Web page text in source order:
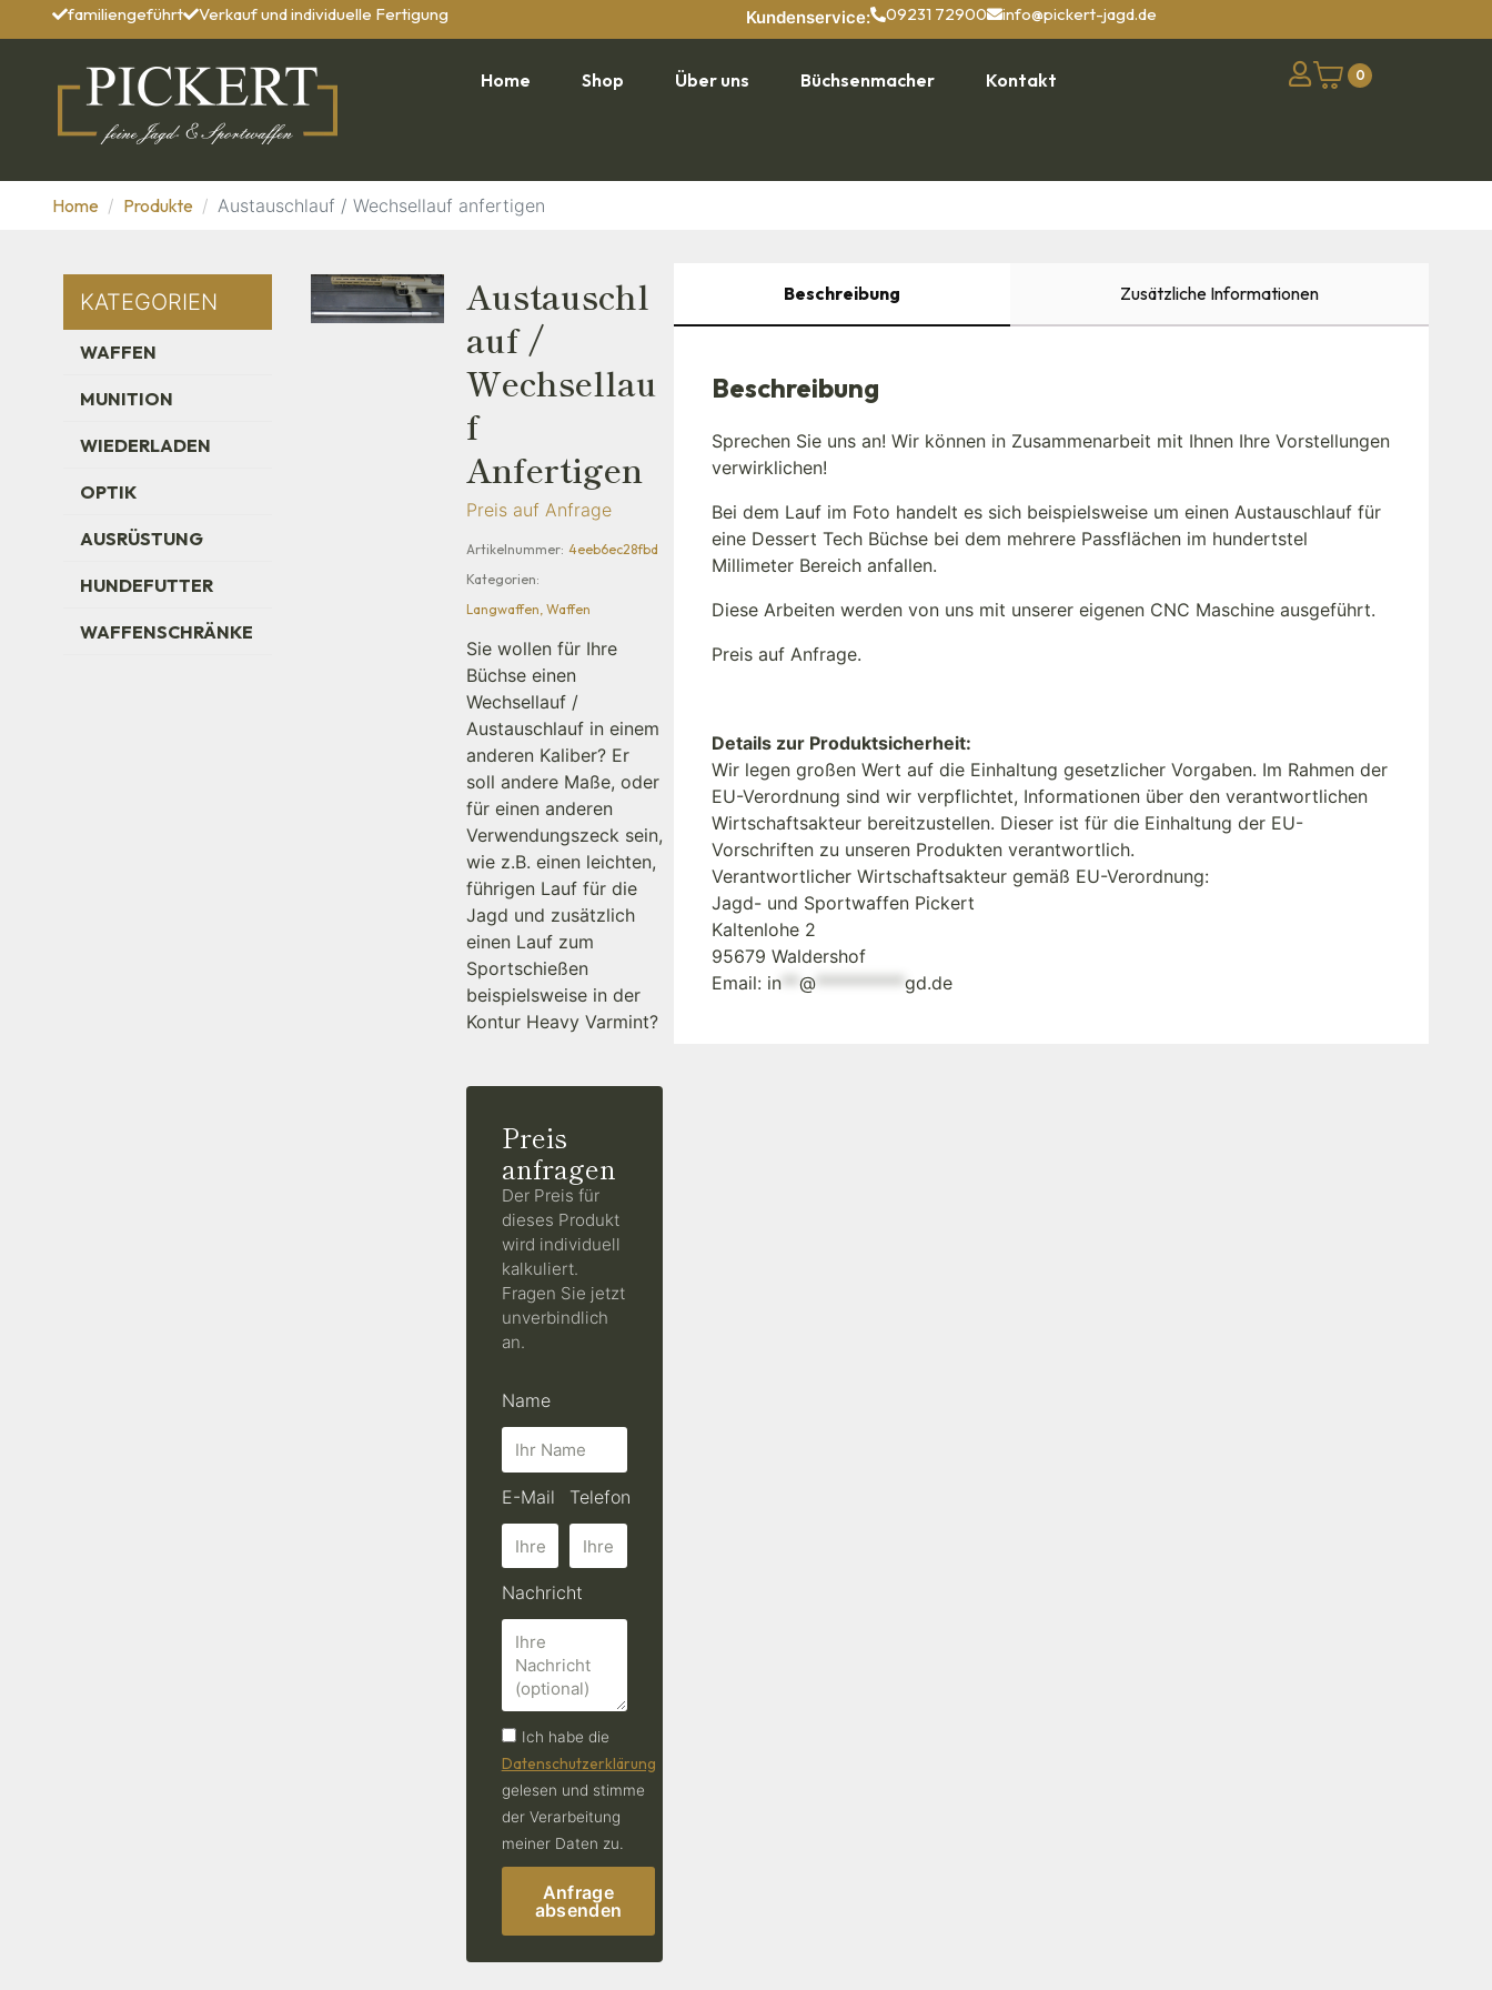
familiengeführt Verkauf und individuelle Fertigung Kundenservice: 09231 72900 info@pickert-jagd.de
Home Shop Über uns Büchsenmacher Kontakt 0
Home Produkte Austauschlauf / Wechsellauf anfertigen
KATEGORIEN
WAFFEN
MUNITION
WIEDERLADEN
OPTIK
AUSRÜSTUNG
HUNDEFUTTER
WAFFENSCHRÄNKE
Austauschl
Auf /
Wechsellau
F
Anfertigen
Preis auf Anfrage
Artikelnummer: 4eeb6ec28fbd
Kategorien:
Langwaffen, Waffen
Sie wollen für Ihre
Büchse einen
Wechsellauf /
Austauschlauf in einem
anderen Kaliber? Er
soll andere Maße, oder
für einen anderen
Verwendungszeck sein,
wie z.B. einen leichten,
führigen Lauf für die
Jagd und zusätzlich
einen Lauf zum
Sportschießen
beispielsweise in der
Kontur Heavy Varmint?
Preis
anfragen
Der Preis für
dieses Produkt
wird individuell
kalkuliert.
Fragen Sie jetzt
unverbindlich
an.
Name
E-Mail Telefon
Nachricht
Ich habe die
Datenschutzerklärung
gelesen und stimme
der Verarbeitung
meiner Daten zu.
Anfrage
absenden
Beschreibung Zusätzliche Informationen
Beschreibung
Sprechen Sie uns an! Wir können in Zusammenarbeit mit Ihnen Ihre Vorstellungen
verwirklichen!
Bei dem Lauf im Foto handelt es sich beispielsweise um einen Austauschlauf für
eine Dessert Tech Büchse bei dem mehrere Passflächen im hundertstel
Millimeter Bereich anfallen.
Diese Arbeiten werden von uns mit unserer eigenen CNC Maschine ausgeführt.
Preis auf Anfrage.
Details zur Produktsicherheit:
Wir legen großen Wert auf die Einhaltung gesetzlicher Vorgaben. Im Rahmen der
EU-Verordnung sind wir verpflichtet, Informationen über den verantwortlichen
Wirtschaftsakteur bereitzustellen. Dieser ist für die Einhaltung der EU-
Vorschriften zu unseren Produkten verantwortlich.
Verantwortlicher Wirtschaftsakteur gemäß EU-Verordnung:
Jagd- und Sportwaffen Pickert
Kaltenlohe 2
95679 Waldershof
Email: in** @********** gd.de